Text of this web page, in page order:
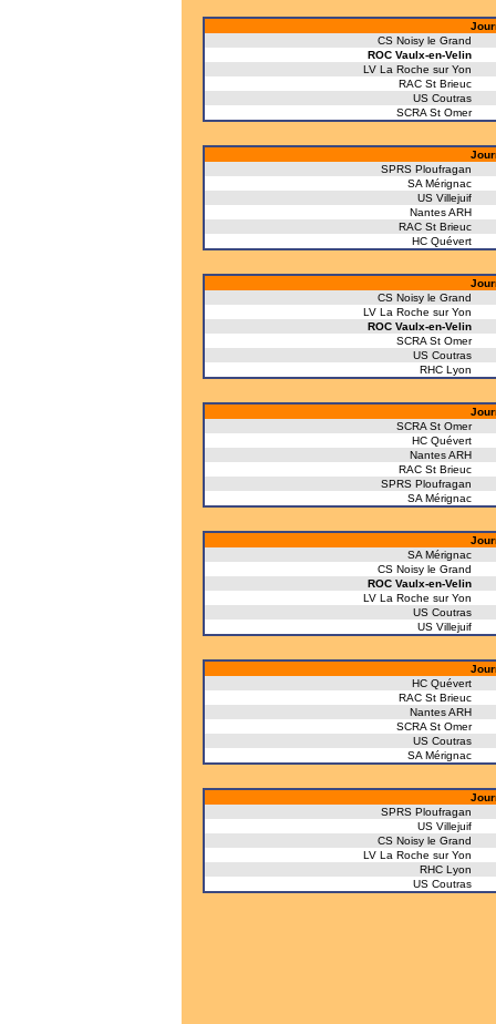
CS Noisy le Grand
ROC Vaulx-en-Velin
LV La Roche sur Yon
RAC St Brieuc
US Coutras
SCRA St Omer
SPRS Ploufragan
SA Mérignac
US Villejuif
Nantes ARH
RAC St Brieuc
HC Quévert
CS Noisy le Grand
LV La Roche sur Yon
ROC Vaulx-en-Velin
SCRA St Omer
US Coutras
RHC Lyon
SCRA St Omer
HC Quévert
Nantes ARH
RAC St Brieuc
SPRS Ploufragan
SA Mérignac
SA Mérignac
CS Noisy le Grand
ROC Vaulx-en-Velin
LV La Roche sur Yon
US Coutras
US Villejuif
HC Quévert
RAC St Brieuc
Nantes ARH
SCRA St Omer
US Coutras
SA Mérignac
SPRS Ploufragan
US Villejuif
CS Noisy le Grand
LV La Roche sur Yon
RHC Lyon
US Coutras